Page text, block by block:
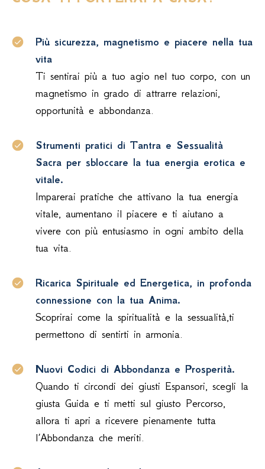
Più sicurezza, magnetismo e piacere nella tua
vita
Ti sentirai più a tuo agio nel tuo corpo, con un
magnetismo in grado di attrarre relazioni,
opportunità e abbondanza.
Strumenti pratici di Tantra e Sessualità
Sacra per sbloccare la tua energia erotica e
vitale.
Imparerai pratiche che attivano la tua energia
vitale, aumentano il piacere e ti aiutano a
vivere con più entusiasmo in ogni ambito della
tua vita.
Ricarica Spirituale ed Energetica, in profonda
connessione con la tua Anima.
Scoprirai come la spiritualità e la sessualità,ti
permettono di sentirti in armonia.
Nuovi Codici di Abbondanza e Prosperità.
Quando ti circondi dei giusti Espansori, scegli la
giusta Guida e ti metti sul giusto Percorso,
allora ti apri a ricevere pienamente tutta
l’Abbondanza che meriti.